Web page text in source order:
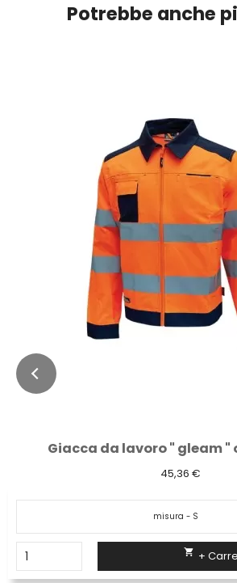
Potrebbe anche
Giacca da lavoro " gleam "
45,36 €
 +